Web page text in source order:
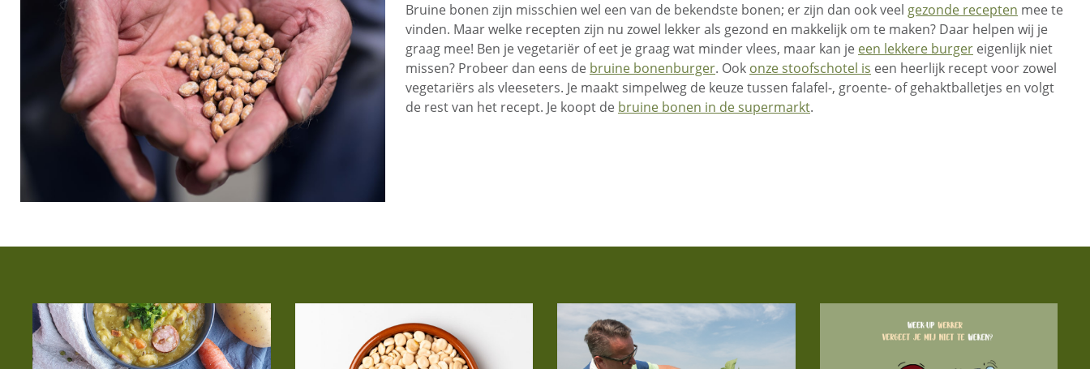
Bruine bonen zijn misschien wel een van de bekendste bonen; er zijn dan ook veel gezonde recepten mee te
vinden. Maar welke recepten zijn nu zowel lekker als gezond en makkelijk om te maken? Daar helpen wij je
graag mee! Ben je vegetariër of eet je graag wat minder vlees, maar kan je een lekkere burger eigenlijk niet
missen? Probeer dan eens de bruine bonenburger. Ook onze stoofschotel is een heerlijk recept voor zowel
vegetariërs als vleeseters. Je maakt simpelweg de keuze tussen falafel-, groente- of gehaktballetjes en volgt
de rest van het recept. Je koopt de bruine bonen in de supermarkt.